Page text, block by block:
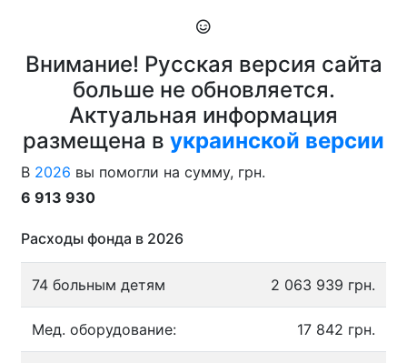
Внимание! Русская версия сайта
больше не обновляется.
Актуальная информация
размещена в украинской версии
В 2026 вы помогли на сумму, грн.
6 913 930
Расходы фонда в 2026
74 больным детям 2 063 939 грн.
Мед. оборудование: 17 842 грн.